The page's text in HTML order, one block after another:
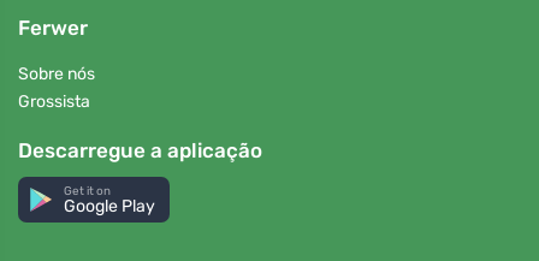
Ferwer
Sobre nós
Grossista
Descarregue a aplicação
Get it on
Google Play